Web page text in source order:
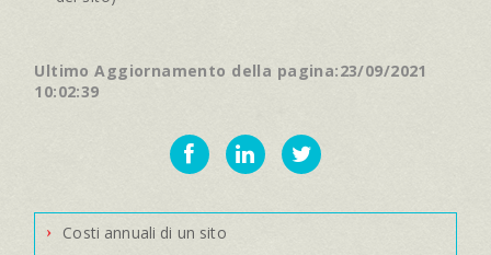
Costi annuali di un sito
Ultimo Aggiornamento della pagina:23/09/2021
10:02:39